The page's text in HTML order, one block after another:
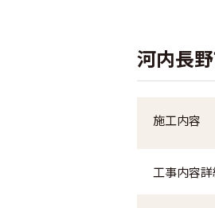
河内長
施工内容
工事内容